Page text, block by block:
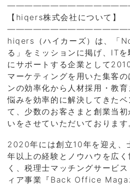
【hiqers株式会社について】
hiqers（ハイカーズ）は、「
る」をミッションに掲げ、IT
にサポートする企業として
マーケティングを用いた集客
ンの効率化から人材採用・教
悩みを効率的に解決してきた
て、少数のお客さまと創業当
いをさせていただいております
2020年には創立10年を迎え、
年以上の経験とノウハウを広
く、税理士マッチングサービ
ィア事業『Back Office